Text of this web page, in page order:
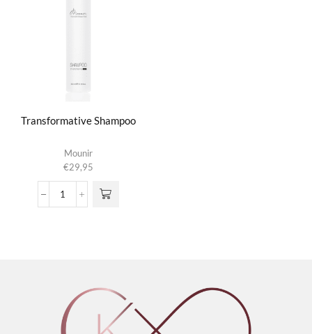
Transformative Shampoo
Mounir
€29,95
Transformative